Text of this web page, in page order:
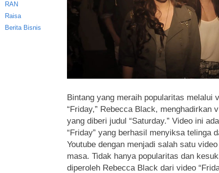
RAN
Raisa
Berita Bisnis
Bintang yang meraih popularitas melalui
“Friday,” Rebecca Black, menghadirkan
yang diberi judul “Saturday.” Video ini
“Friday” yang berhasil menyiksa telinga
Youtube dengan menjadi salah satu
masa. Tidak hanya popularitas dan
diperoleh Rebecca Black dari video